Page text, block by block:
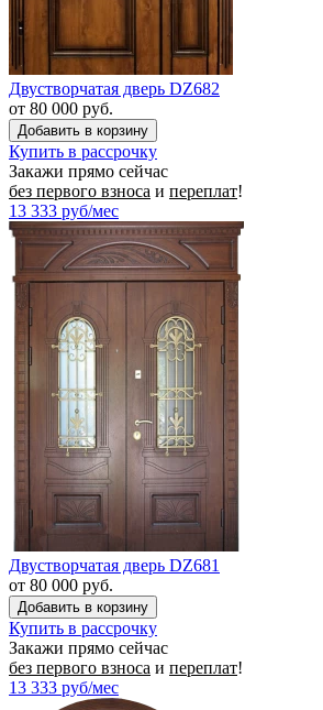
Двустворчатая дверь DZ682
от 80 000 руб.
Купить в рассрочку
Закажи прямо сейчас
без первого взноса и переплат!
13 333 руб/мес
Двустворчатая дверь DZ681
от 80 000 руб.
Купить в рассрочку
Закажи прямо сейчас
без первого взноса и переплат!
13 333 руб/мес